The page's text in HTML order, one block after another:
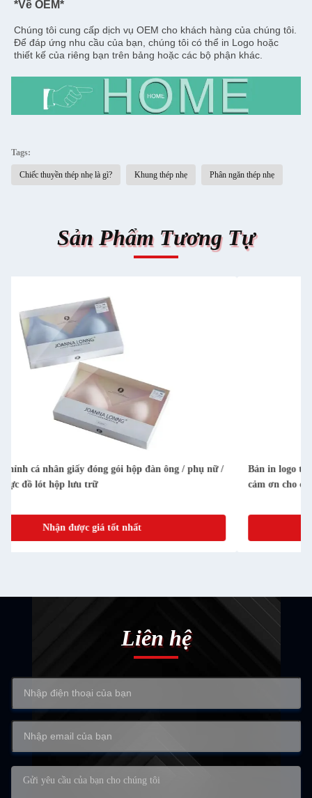
*Về OEM*
Chúng tôi cung cấp dịch vụ OEM cho khách hàng của chúng tôi.
Để đáp ứng nhu cầu của bạn, chúng tôi có thể in Logo hoặc
thiết kế của riêng bạn trên bảng hoặc các bộ phận khác.
Tags:
Chiếc thuyền thép nhẹ là gì? Khung thép nhẹ Phân ngăn thép nhẹ
Sản Phẩm Tương Tự
Bản in logo tùy chỉnh nhãn dán in chữ / nổi vàng giấy gấp thẻ
cảm ơn cho các doanh nghiệp nhỏ
Nhận được giá tốt nhất
Liên hệ